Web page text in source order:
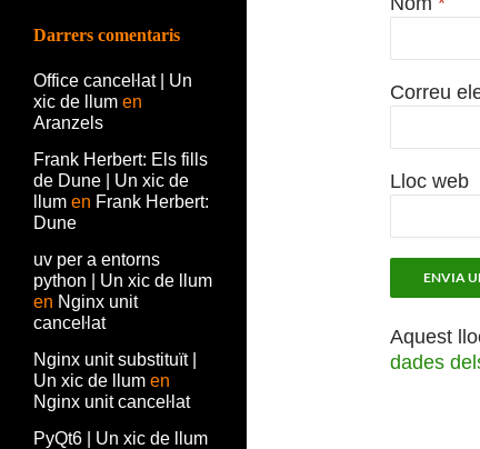
Correu
Lloc web
Aquest
dades
Darrers comentaris
Office canceŀlat | Un
xic de llum en
Aranzels
Frank Herbert: Els fills
de Dune | Un xic de
llum en Frank Herbert:
Dune
uv per a entorns
python | Un xic de llum
en Nginx unit
canceŀlat
Nginx unit substituït |
Un xic de llum en
Nginx unit canceŀlat
PyQt6 | Un xic de llum